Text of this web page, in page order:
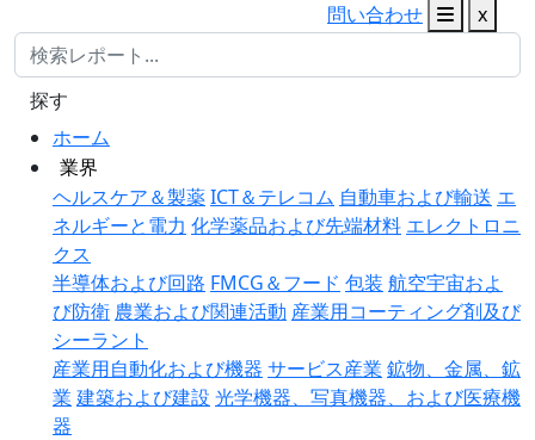
問い合わせ
x
ホーム
業界
ヘルスケア＆製薬ICT＆テレコム 自動車および輸送 エ
ネルギーと電力 化学薬品および先端材料 エレクトロニ
クス
半導体および回路 FMCG＆フード 包装 航空宇宙およ
び防衛 農業および関連活動 産業用コーティング剤及び
シーラント
産業用自動化および機器 サービス産業 鉱物、金属、鉱
業 建築および建設 光学機器、写真機器、および医療機
器
探す